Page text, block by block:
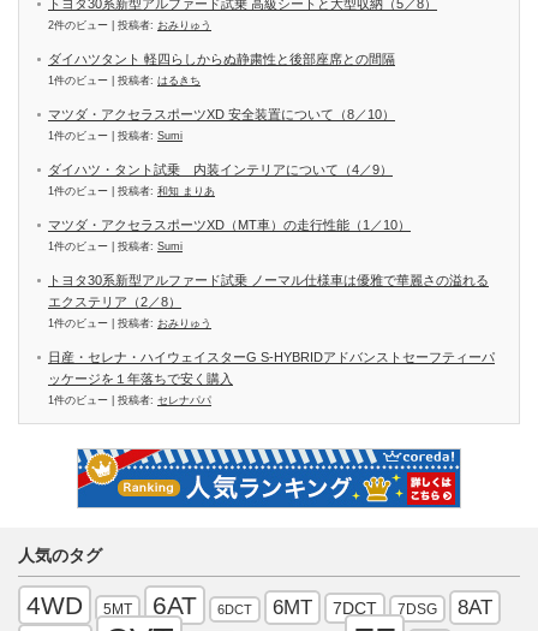
トヨタ30系新型アルファード試乗 高級シートと大型収納（5／8）
2件のビュー 投稿者: おみりゅう
ダイハツタント 軽四らしからぬ静粛性と後部座席との間隔
1件のビュー 投稿者: はるきち
マツダ・アクセラスポーツXD 安全装置について（8／10）
1件のビュー 投稿者: Sumi
ダイハツ・タント試乗 内装インテリアについて（4／9）
1件のビュー 投稿者: 和知 まりあ
マツダ・アクセラスポーツXD（MT車）の走行性能（1／10）
1件のビュー 投稿者: Sumi
トヨタ30系新型アルファード試乗 ノーマル仕様車は優雅で華麗さの溢れる
エクステリア（2／8）
1件のビュー 投稿者: おみりゅう
日産・セレナ・ハイウェイスターG S-HYBRIDアドバンストセーフティーパ
ッケージを１年落ちで安く購入
1件のビュー 投稿者: セレナパパ
人気のタグ
4WD 5MT 6AT 6DCT 6MT 7DCT 7DSG 8AT